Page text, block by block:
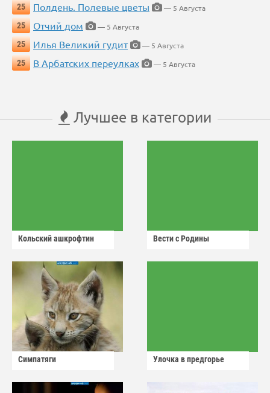
25
Полдень. Полевые цветы
— 5 Августа
25
Отчий дом
— 5 Августа
25
Илья Великий гудит
— 5 Августа
25
В Арбатских переулках — 5 Августа
Лучшее в категории
Кольский ашкрофтин Вести с Родины
Симпатяги Улочка в предгорье